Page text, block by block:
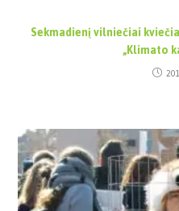
Sekmadienį vilniečiai
„Klimato